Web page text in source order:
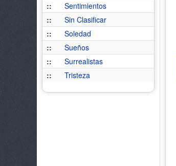
::
Sentimientos
::
Sin Clasificar
::
Soledad
::
Sueños
::
Surrealistas
::
Tristeza